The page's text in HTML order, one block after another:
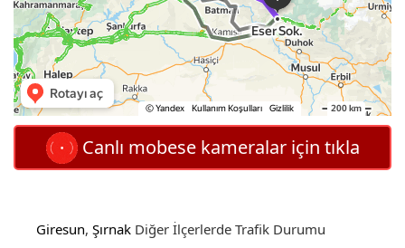
Canlı mobese kameralar için tıkla
Giresun, Şırnak Diğer İlçerlerde Trafik Durumu